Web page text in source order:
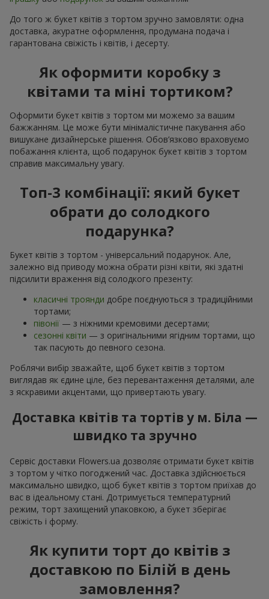
До того ж букет квітів з тортом зручно замовляти: одна
доставка, акуратне оформлення, продумана подача і
гарантована свіжість і квітів, і десерту.
Як оформити коробку з
квітами та міні тортиком?
Оформити букет квітів з тортом ми можемо за вашим
бажжанням. Це може бути мінімалістичне пакування або
вишукане дизайнерське рішення. Обов’язково враховуємо
побажання клієнта, щоб подарунок букет квітів з тортом
справив максимальну увагу.
Топ-3 комбінації: який букет
обрати до солодкого
подарунка?
Букет квітів з тортом - універсальний подарунок. Але,
залежно від приводу можна обрати різні квіти, які здатні
підсилити враження від солодкого презенту:
класичні троянди добре поєднуються з традиційними
тортами;
півонії — з ніжними кремовими десертами;
сезонні квіти — з оригінальними ягідним тортами, що
так пасують до певного сезона.
Роблячи вибір зважайте, щоб букет квітів з тортом
виглядав як єдине ціле, без перевантаження деталями, але
з яскравими акцентами, що привертають увагу.
Доставка квітів та тортів у м. Біла —
швидко та зручно
Сервіс доставки Flowers.ua дозволяє отримати букет квітів
з тортом у чітко погоджений час. Доставка здійснюється
максимально швидко, щоб букет квітів з тортом приїхав до
вас в ідеальному стані. Дотримується температурний
режим, торт захищений упаковкою, а букет зберігає
свіжість і форму.
Як купити торт до квітів з
доставкою по Білій в день
замовлення?